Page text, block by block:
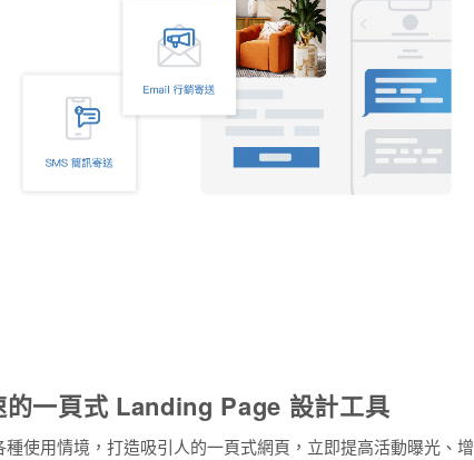
的一頁式 Landing Page 設計工具
種使用情境，打造吸引人的一頁式網頁，立即提高活動曝光、增